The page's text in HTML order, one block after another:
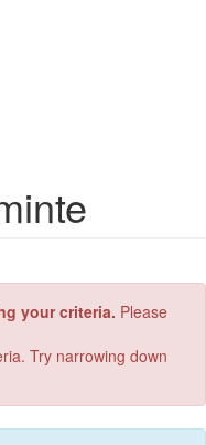
your criteria. Please
Try narrowing down